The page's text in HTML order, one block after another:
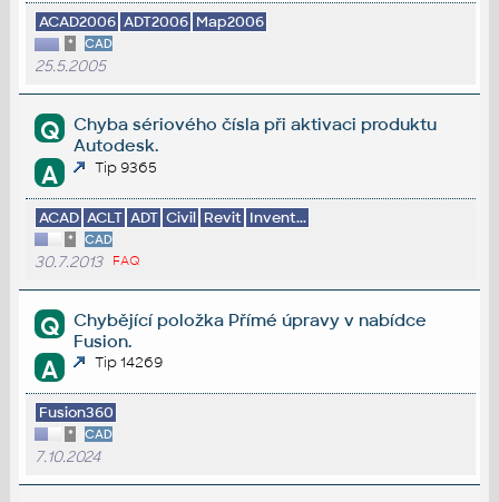
ACAD2006 ADT2006 Map2006
* CAD
25.5.2005
Q
Chyba sériového čísla při aktivaci produktu
Autodesk.
A Tip 9365
ACAD ACLT ADT Civil Revit Invent...
* CAD
30.7.2013 FAQ
Q
Chybějící položka Přímé úpravy v nabídce
Fusion.
A Tip 14269
Fusion360
* CAD
7.10.2024